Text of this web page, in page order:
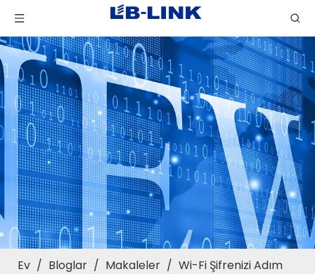
Ev / Bloglar / Makaleler / Wi-Fi Şifrenizi Adım